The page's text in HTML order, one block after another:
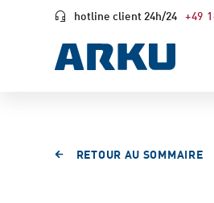
hotline client 24h/24 +49
RETOUR AU SOMMAIRE